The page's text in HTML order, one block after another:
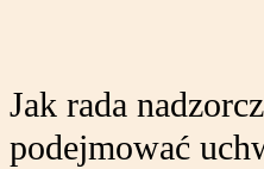
Jak rada
podejmować